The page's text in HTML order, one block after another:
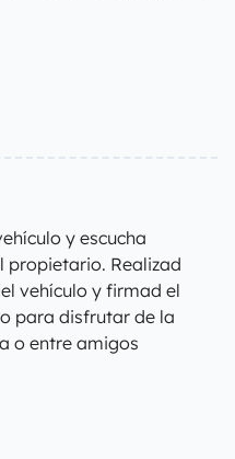
y escucha
propietario. Realizad
vehículo y firmad el
para disfrutar de la
o entre amigos